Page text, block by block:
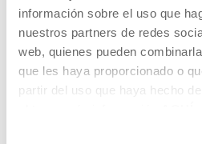
información sobre el uso que
nuestros partners de redes
web, quienes pueden
que les haya proporcionado o
partir del uso que haya hecho